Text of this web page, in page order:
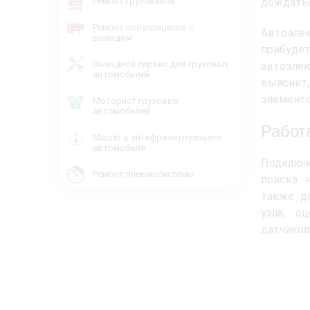
Ремонт полуприцепов с
выездом
Выездной сервис для грузовых
автомобилей
Моторист грузовых
автомобилей
Масло в антифризе грузового
автомобиля
Ремонт пневмосистемы
поиска
также
узла,